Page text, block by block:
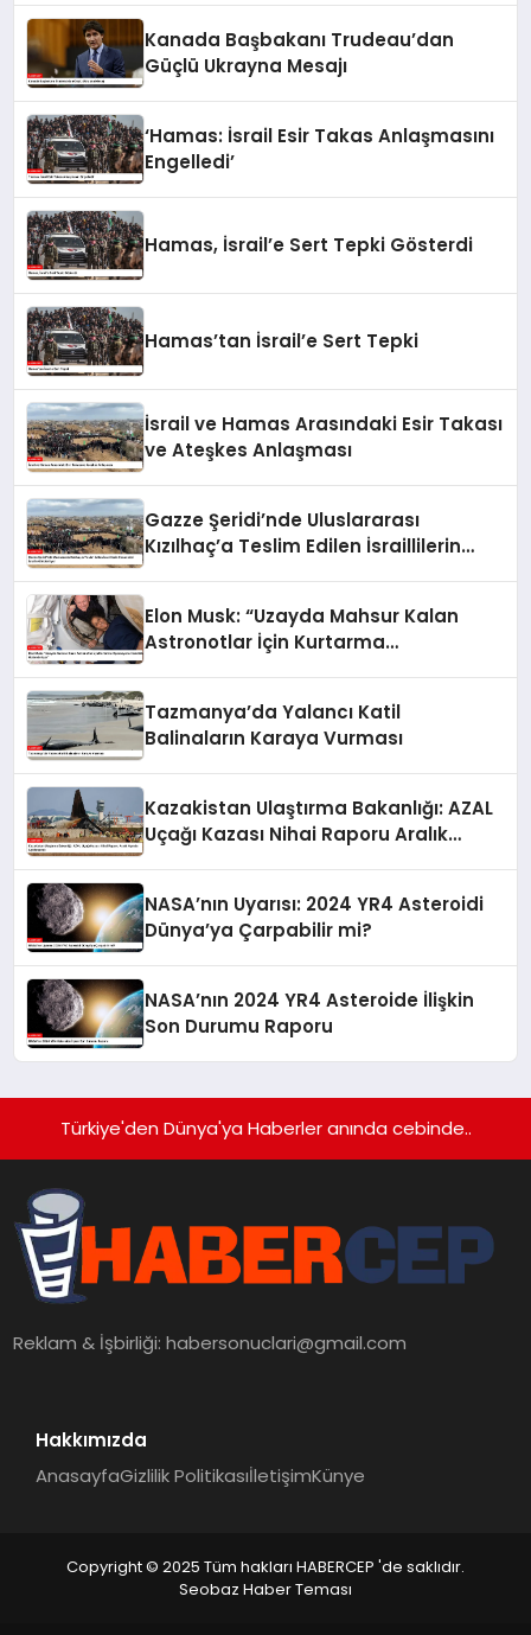
Kanada Başbakanı Trudeau’dan
Güçlü Ukrayna Mesajı
‘Hamas: İsrail Esir Takas Anlaşmasını
Engelledi’
Hamas, İsrail’e Sert Tepki Gösterdi
Hamas’tan İsrail’e Sert Tepki
İsrail ve Hamas Arasındaki Esir Takası
ve Ateşkes Anlaşması
Gazze Şeridi’nde Uluslararası
Kızılhaç’a Teslim Edilen İsraillilerin
Elon Musk: “Uzayda Mahsur Kalan
Astronotlar İçin Kurtarma
Tazmanya’da Yalancı Katil
Balinaların Karaya Vurması
Kazakistan Ulaştırma Bakanlığı: AZAL
Uçağı Kazası Nihai Raporu Aralık
NASA’nın Uyarısı: 2024 YR4 Asteroidi
Dünya’ya Çarpabilir mi?
NASA’nın 2024 YR4 Asteroide İlişkin
Son Durumu Raporu
Türkiye'den Dünya'ya Haberler anında cebinde..
Reklam & İşbirliği:habersonuclari@gmail.com
Hakkımızda
AnasayfaGizlilik PolitikasıİletişimKünye
Copyright © 2025 Tüm hakları HABERCEP 'de saklıdır.
Seobaz Haber Teması